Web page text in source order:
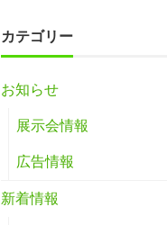
カテゴリー
お知らせ
展示会情報
広告情報
新着情報